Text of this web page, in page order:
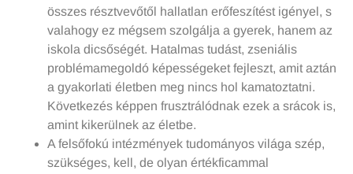
összes résztvevőtől hallatlan erőfeszítést igényel, s
valahogy ez mégsem szolgálja a gyerek, hanem az
iskola dicsőségét. Hatalmas tudást, zseniális
problémamegoldó képességeket fejleszt, amit aztán
a gyakorlati életben meg nincs hol kamatoztatni.
Következés képpen frusztrálódnak ezek a srácok is,
amint kikerülnek az életbe.
A felsőfokú intézmények tudományos világa szép,
szükséges, kell, de olyan értékficammal